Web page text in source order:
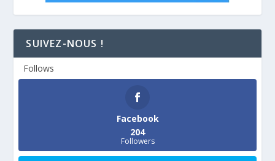
SUIVEZ-NOUS !
Follows
Facebook
204
Followers